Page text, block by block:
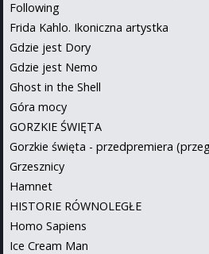
Following
Frida Kahlo. Ikoniczna artystka
Gdzie jest Dory
Gdzie jest Nemo
Ghost in the Shell
Góra mocy
GORZKIE ŚWIĘTA
Gorzkie święta - przedpremiera
Grzesznicy
Hamnet
HISTORIE RÓWNOLEGŁE
Homo Sapiens
Ice Cream Man